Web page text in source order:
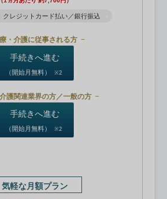
クレジットカード払い／銀行振込
・介護に従事される方
手続きへ進む
（開始月無料） ※2
護関連業界の方／一般の方
手続きへ進む
（開始月無料） ※2
気軽な月額プラン